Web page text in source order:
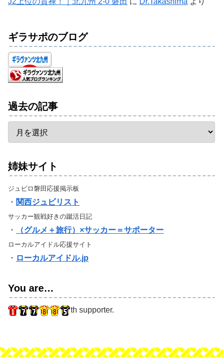
ギラサポのブログ
過去の記事
姉妹サイト
ジュビロ磐田応援掲示板
・ 関西ジュビリスト
サッカー観戦好きの蹴活日記
・ （グルメ＋旅行）×サッカー＝サポーター
ローカルアイドル応援サイト
・ ローカルアイドル.jp
You are…
th supporter.